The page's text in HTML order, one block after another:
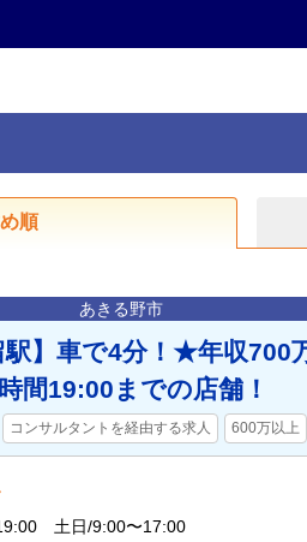
順
あきる野市
駅】車で4分！★年収700
19:00までの店舗！
コンサルタントを経由する求人 600万以上
土日/9:00〜17:00